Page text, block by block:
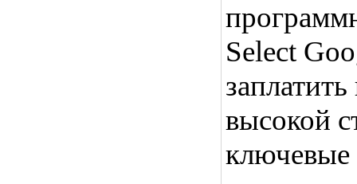
Select
высокой
ключевые